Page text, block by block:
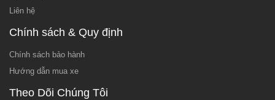
Liên hệ
Chính sách & Quy định
Chính sách bảo hành
Hướng dẫn mua xe
Theo Dõi Chúng Tôi